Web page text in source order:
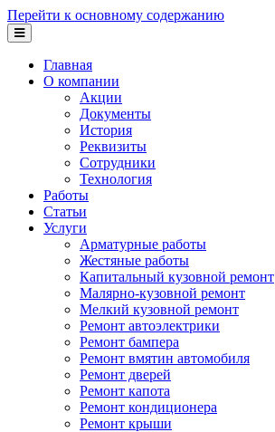
Перейти к основному содержанию
Главная
О компании
Акции
Документы
История
Реквизиты
Сотрудники
Технология
Работы
Статьи
Услуги
Арматурные работы
Жестяные работы
Капитальный кузовной ремонт
Малярно-кузовной ремонт
Мелкий кузовной ремонт
Ремонт автоэлектрики
Ремонт бампера
Ремонт вмятин автомобиля
Ремонт дверей
Ремонт капота
Ремонт кондиционера
Ремонт крыши